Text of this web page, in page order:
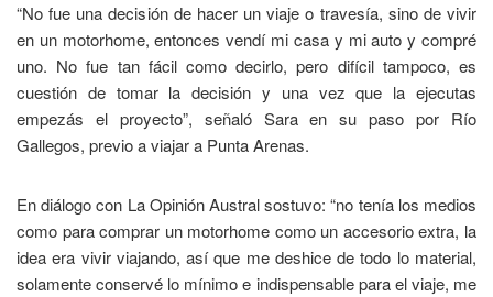
“No fue una decisión de hacer un viaje o travesía, sino de vivir
en un motorhome, entonces vendí mi casa y mi auto y compré
uno. No fue tan fácil como decirlo, pero difícil tampoco, es
cuestión de tomar la decisión y una vez que la ejecutas
empezás el proyecto”, señaló Sara en su paso por Río
Gallegos, previo a viajar a Punta Arenas.
En diálogo con La Opinión Austral sostuvo: “no tenía los medios
como para comprar un motorhome como un accesorio extra, la
idea era vivir viajando, así que me deshice de todo lo material,
solamente conservé lo mínimo e indispensable para el viaje, me